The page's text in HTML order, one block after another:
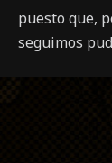
puesto que,
seguimos